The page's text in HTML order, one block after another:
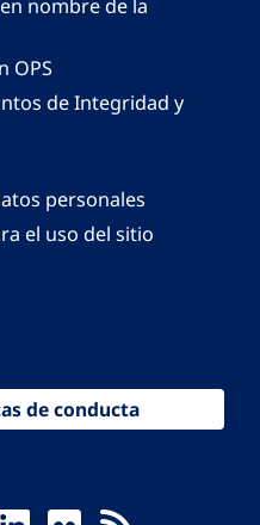
nombre de la
OPS
de Integridad y
personales
el uso del sitio
de conducta